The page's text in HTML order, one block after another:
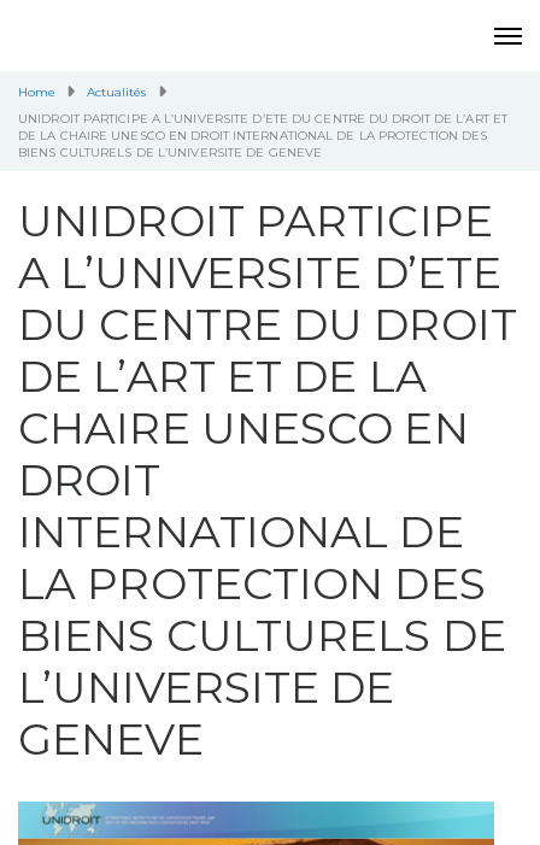
Home
Actualités
UNIDROIT PARTICIPE A L’UNIVERSITE D’ETE DU CENTRE DU DROIT DE L’ART ET
DE LA CHAIRE UNESCO EN DROIT INTERNATIONAL DE LA PROTECTION DES
BIENS CULTURELS DE L’UNIVERSITE DE GENEVE
UNIDROIT PARTICIPE
A L’UNIVERSITE D’ETE
DU CENTRE DU DROIT
DE L’ART ET DE LA
CHAIRE UNESCO EN
DROIT
INTERNATIONAL DE
LA PROTECTION DES
BIENS CULTURELS DE
L’UNIVERSITE DE
GENEVE